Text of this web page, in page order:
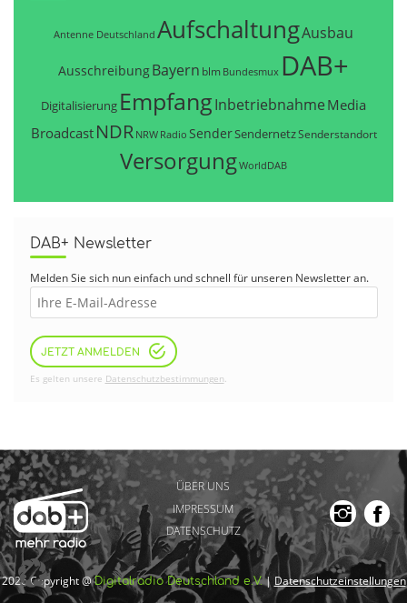
Antenne Deutschland AufschaltungAusbau
AusschreibungBayern blm Bundesmux DAB+
Digitalisierung EmpfangInbetriebnahme Media
Broadcast NDR NRW Radio SenderSendernetzSenderstandort
VersorgungWorldDAB
DAB+ Newsletter
Melden Sie sich nun einfach und schnell für unseren Newsletter an.
JETZT ANMELDEN
Es gelten unsere Datenschutzbestimmungen.
ÜBER UNS
IMPRESSUM
DATENSCHUTZ
2026 Copyright @Digitalradio Deutschland e.V.| Datenschutzeinstellungen